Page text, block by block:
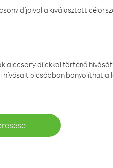
díjaival a kiválasztott
alacsony díjakkal történő
hívásait olcsóbban bonyolíthatja